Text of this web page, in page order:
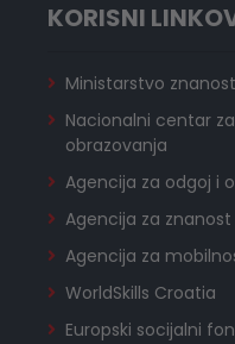
KORISNI
Ministarstvo
Nacionalni centar
obrazovanja
Agencija za odgoj i
Agencija za
Agencija za
WorldSkills Croatia
Europski socijalni